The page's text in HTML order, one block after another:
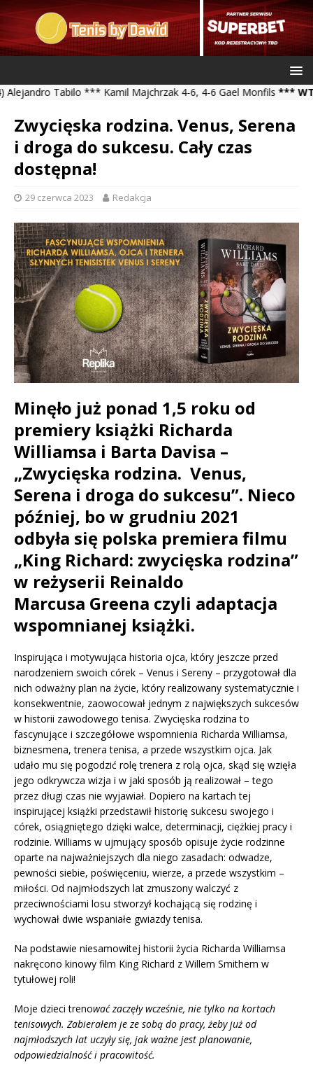
Tabilo *** Kamil Majchrzak 4-6, 4-6 Gael Monfils *** WTA
Zwycięska rodzina. Venus, Serena
i droga do sukcesu. Cały czas
dostępna!
29 czerwca 2023 Redakcja
Minęło już ponad 1,5 roku od
premiery książki Richarda
Williamsa i Barta Davisa –
„Zwycięska rodzina. Venus,
Serena i droga do sukcesu”. Nieco
później, bo w grudniu 2021
odbyła się polska premiera filmu
„King Richard: zwycięska rodzina”
w reżyserii Reinaldo
Marcusa Greena czyli adaptacja
wspomnianej książki.
Inspirująca i motywująca historia ojca, który jeszcze przed
narodzeniem swoich córek – Venus i Sereny – przygotował dla
nich odważny plan na życie, który realizowany systematycznie i
konsekwentnie, zaowocował jednym z największych sukcesów
w historii zawodowego tenisa. Zwycięska rodzina to
fascynujące i szczegółowe wspomnienia Richarda Williamsa,
biznesmena, trenera tenisa, a przede wszystkim ojca. Jak
udało mu się pogodzić rolę trenera z rolą ojca, skąd się wzięła
jego odkrywcza wizja i w jaki sposób ją realizował – tego
przez długi czas nie wyjawiał. Dopiero na kartach tej
inspirującej książki przedstawił historię sukcesu swojego i
córek, osiągniętego dzięki walce, determinacji, ciężkiej pracy i
rodzinie. Williams w ujmujący sposób opisuje życie rodzinne
oparte na najważniejszych dla niego zasadach: odwadze,
pewności siebie, poświęceniu, wierze, a przede wszystkim –
miłości. Od najmłodszych lat zmuszony walczyć z
przeciwnościami losu stworzył kochającą się rodzinę i
wychował dwie wspaniałe gwiazdy tenisa.
Na podstawie niesamowitej historii życia Richarda Williamsa
nakręcono kinowy film King Richard z Willem Smithem w
tytułowej roli!
Moje dzieci trenować zaczęły wcześnie, nie tylko na kortach
tenisowych. Zabierałem je ze sobą do pracy, żeby już od
najmłodszych lat uczyły się, jak ważne jest planowanie,
odpowiedzialność i pracowitość.